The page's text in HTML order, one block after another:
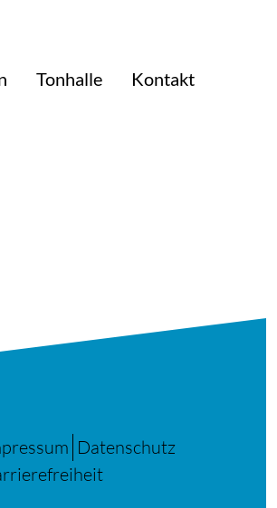
Tonhalle
Kontakt
Datenschutz